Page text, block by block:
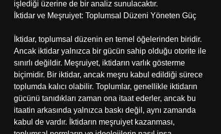
işlediği üzerine de bir analiz sunulacaktır.
İktidar ve Meşruiyet: Toplumsal Düzeni Yöneten Güç
İktidar, toplumsal düzenin en temel öğelerinden biridir.
Ancak iktidar yalnızca bir gücün sahip olduğu otorite ile
sınırlı değildir. Meşruiyet, iktidarın varlık gösterme
biçimidir. Bir iktidar, ancak meşru kabul edildiği sürece
toplumda kalıcı olabilir. Toplumlar, genellikle iktidarın
gücünü tanıdıkları zaman ona itaat ederler, ancak bu
itaatin arkasında yalnızca baskı değil, aynı zamanda
kabul de vardır. İktidarın meşruiyet kazanması,